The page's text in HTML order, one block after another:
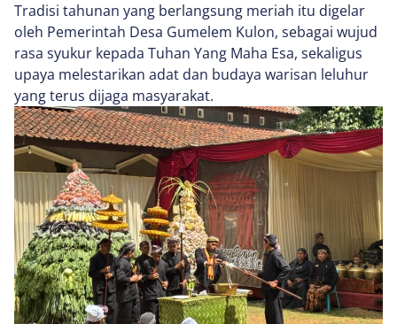
Tradisi tahunan yang berlangsung meriah itu digelar
oleh Pemerintah Desa Gumelem Kulon, sebagai wujud
rasa syukur kepada Tuhan Yang Maha Esa, sekaligus
upaya melestarikan adat dan budaya warisan leluhur
yang terus dijaga masyarakat.